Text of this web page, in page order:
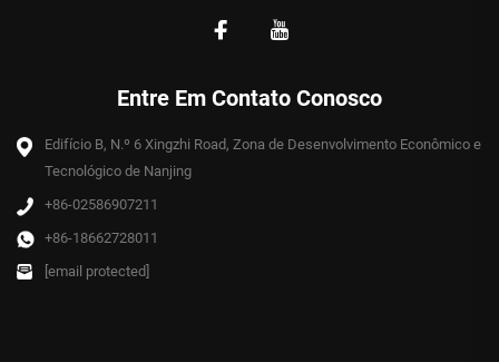
Entre Em Contato Conosco
Edifício B, N.º 6 Xingzhi Road, Zona de Desenvolvimento Econômico e
Tecnológico de Nanjing
+86-02586907211
+86-18662728011
[email protected]